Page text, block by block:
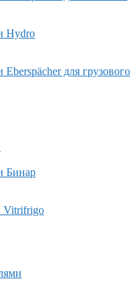
Hydro
для грузового
Бинар
Vitrifrigo